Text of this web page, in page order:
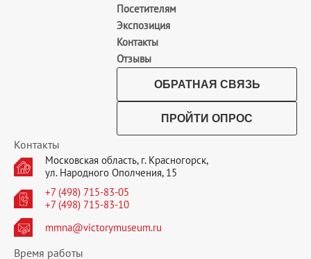
Посетителям
Экспозиция
Контакты
Отзывы
ОБРАТНАЯ СВЯЗЬ
ПРОЙТИ ОПРОС
Контакты
Московская область, г. Красногорск,
ул. Народного Ополчения, 15
+7 (498) 715-83-05
+7 (498) 715-83-10
mmna@victorymuseum.ru
Время работы